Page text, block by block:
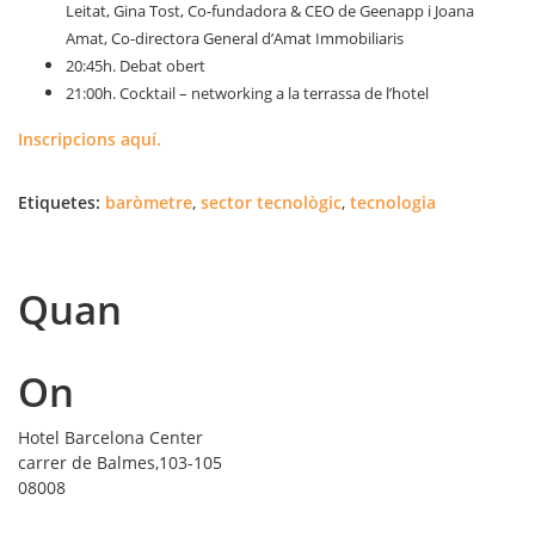
Leitat, Gina Tost, Co-fundadora & CEO de Geenapp i Joana
Amat, Co-directora General d’Amat Immobiliaris
20:45h. Debat obert
21:00h. Cocktail – networking a la terrassa de l’hotel
Inscripcions aquí.
Etiquetes: baròmetre, sector tecnològic, tecnologia
Quan
On
Hotel Barcelona Center
carrer de Balmes,103-105
08008